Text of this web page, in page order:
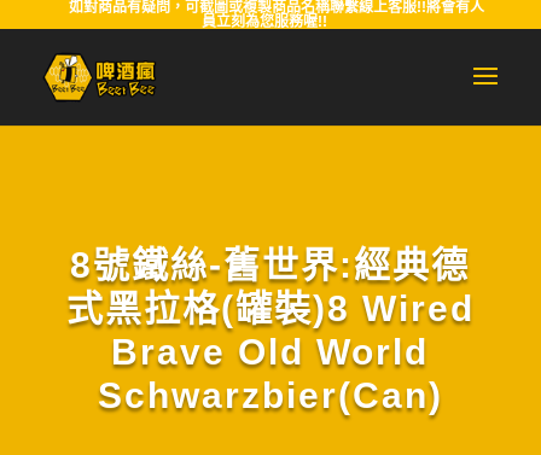
如對商品有疑問，可截圖或複製商品名稱聯繫線上客服!!將會有人
員立刻為您服務喔!!
8號鐵絲-舊世界:經典德
式黑拉格(罐裝)8 Wired
Brave Old World
Schwarzbier(Can)